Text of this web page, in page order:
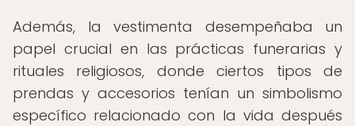
Además, la vestimenta desempeñaba un
papel crucial en las prácticas funerarias y
rituales religiosos, donde ciertos tipos de
prendas y accesorios tenían un simbolismo
específico relacionado con la vida después